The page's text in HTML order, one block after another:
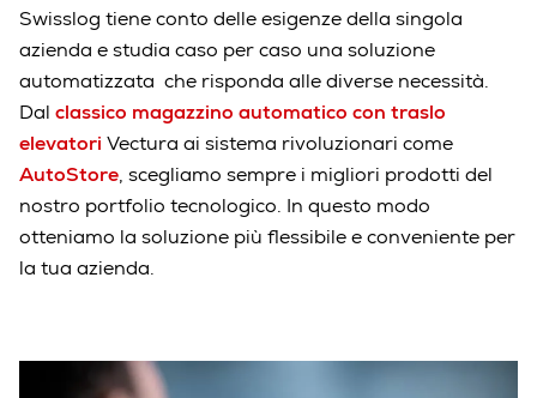
Swisslog tiene conto delle esigenze della singola
azienda e studia caso per caso una soluzione
automatizzata che risponda alle diverse necessità.
Dal classico magazzino automatico con traslo
elevatori Vectura ai sistema rivoluzionari come
AutoStore, scegliamo sempre i migliori prodotti del
nostro portfolio tecnologico. In questo modo
otteniamo la soluzione più flessibile e conveniente per
la tua azienda.